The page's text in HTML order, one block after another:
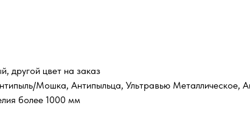
другой цвет на заказ
Мошка, Антипыльца, Ультравью Металлическое,
более 1000 мм